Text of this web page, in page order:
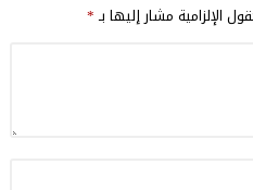
الإلزامية مشار إليها بـ*